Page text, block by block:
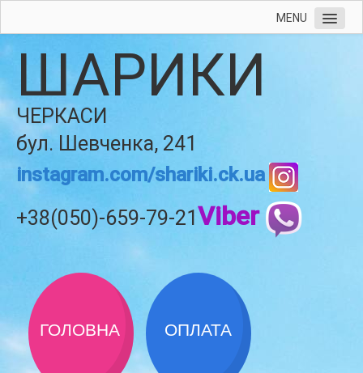
MENU
ШАРИКИ
ЧЕРКАСИ
бул. Шевченка, 241
instagram.com/shariki.ck.ua
+38(050)-659-79-21Viber
ГОЛОВНА ОПЛАТА